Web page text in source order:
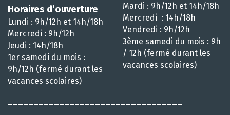
Horaires d’ouverture
Lundi : 9h/12h et 14h/18h
Mercredi : 9h/12h
Jeudi : 14h/18h
1er samedi du mois :
9h/12h (fermé durant les
vacances scolaires)
Mardi : 9h/12h et 14h/18h
Mercredi : 14h/18h
Vendredi : 9h/12h
3ème samedi du mois : 9h
/ 12h (fermé durant les
vacances scolaires)